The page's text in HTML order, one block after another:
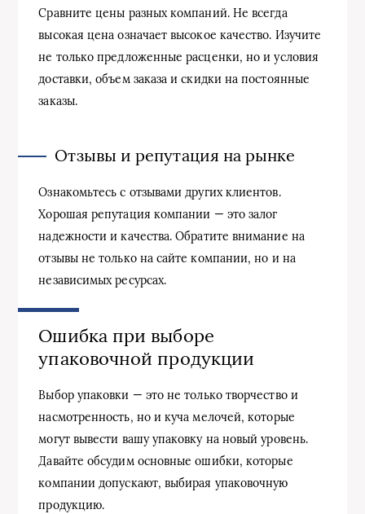
Сравните цены разных компаний. Не всегда
высокая цена означает высокое качество. Изучите
не только предложенные расценки, но и условия
доставки, объем заказа и скидки на постоянные
заказы.
Отзывы и репутация на рынке
Ознакомьтесь с отзывами других клиентов.
Хорошая репутация компании — это залог
надежности и качества. Обратите внимание на
отзывы не только на сайте компании, но и на
независимых ресурсах.
Ошибка при выборе
упаковочной продукции
Выбор упаковки — это не только творчество и
насмотренность, но и куча мелочей, которые
могут вывести вашу упаковку на новый уровень.
Давайте обсудим основные ошибки, которые
компании допускают, выбирая упаковочную
продукцию.